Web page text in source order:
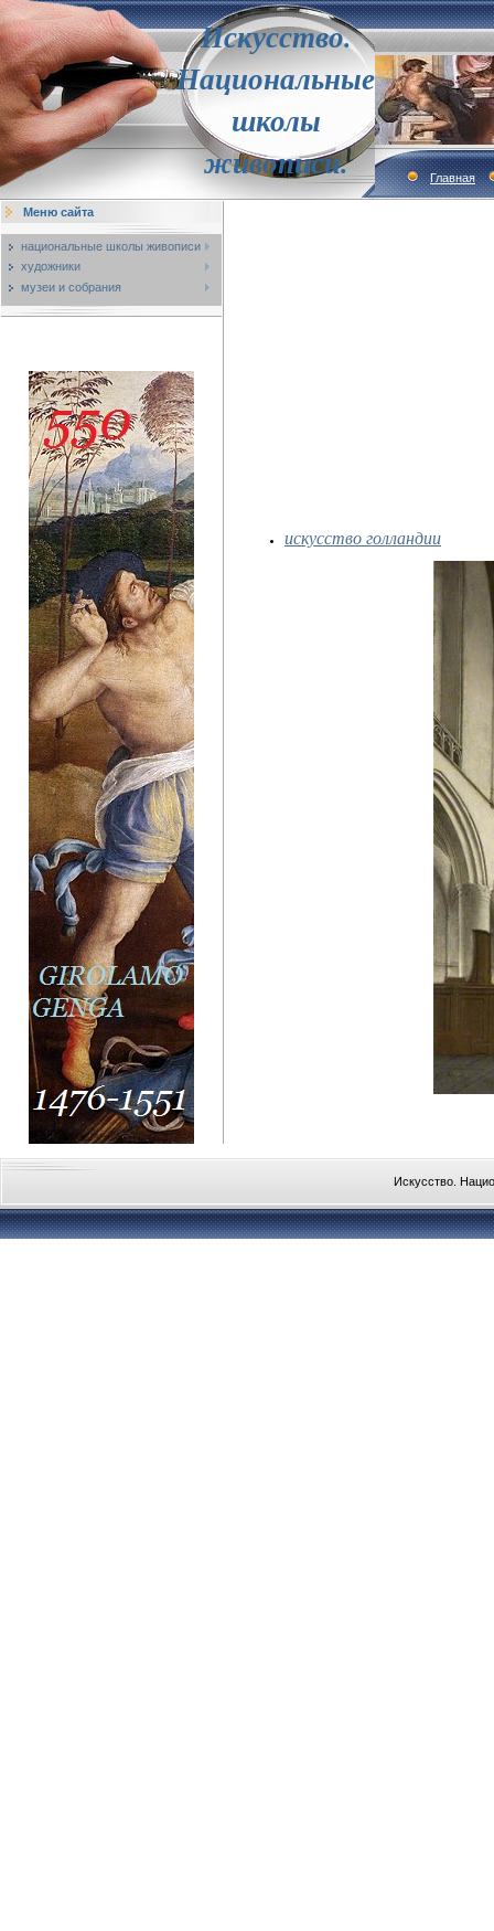
Искусство.
Национальные
школы
живописи.
Главная
Меню сайта
национальные школы живописи
художники
музеи и собрания
искусство голландии
Искусство.